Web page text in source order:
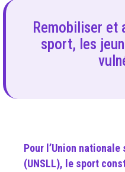
Remobiliser et
sport, les
Pour l’Union
(UNSLL), le sport